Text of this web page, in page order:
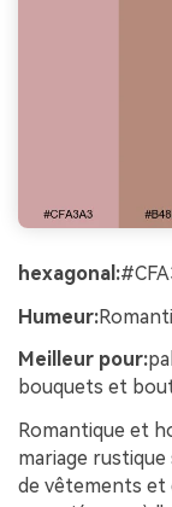
hexagonal:
Humeur:
Meilleur pour:
bouquets et
Romantique et
mariage
de vêtements et